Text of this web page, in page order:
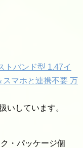
トバンド型 1.47イ
スマホと連携不要 万
しています。
・パッケージ個